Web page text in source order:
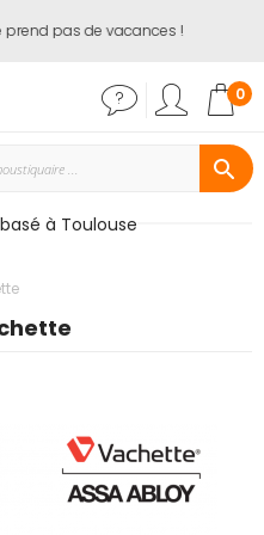
pas de vacances !
0
à Toulouse